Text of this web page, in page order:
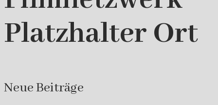
Platzhalter Ort
Neue Beiträge